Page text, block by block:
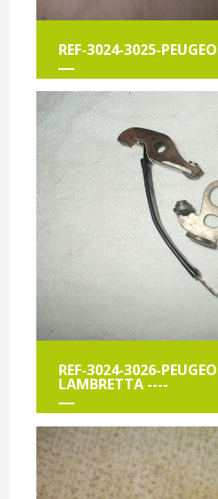
REF-3024-3025-
REF-3024-3026-
LAMBRETTA ----